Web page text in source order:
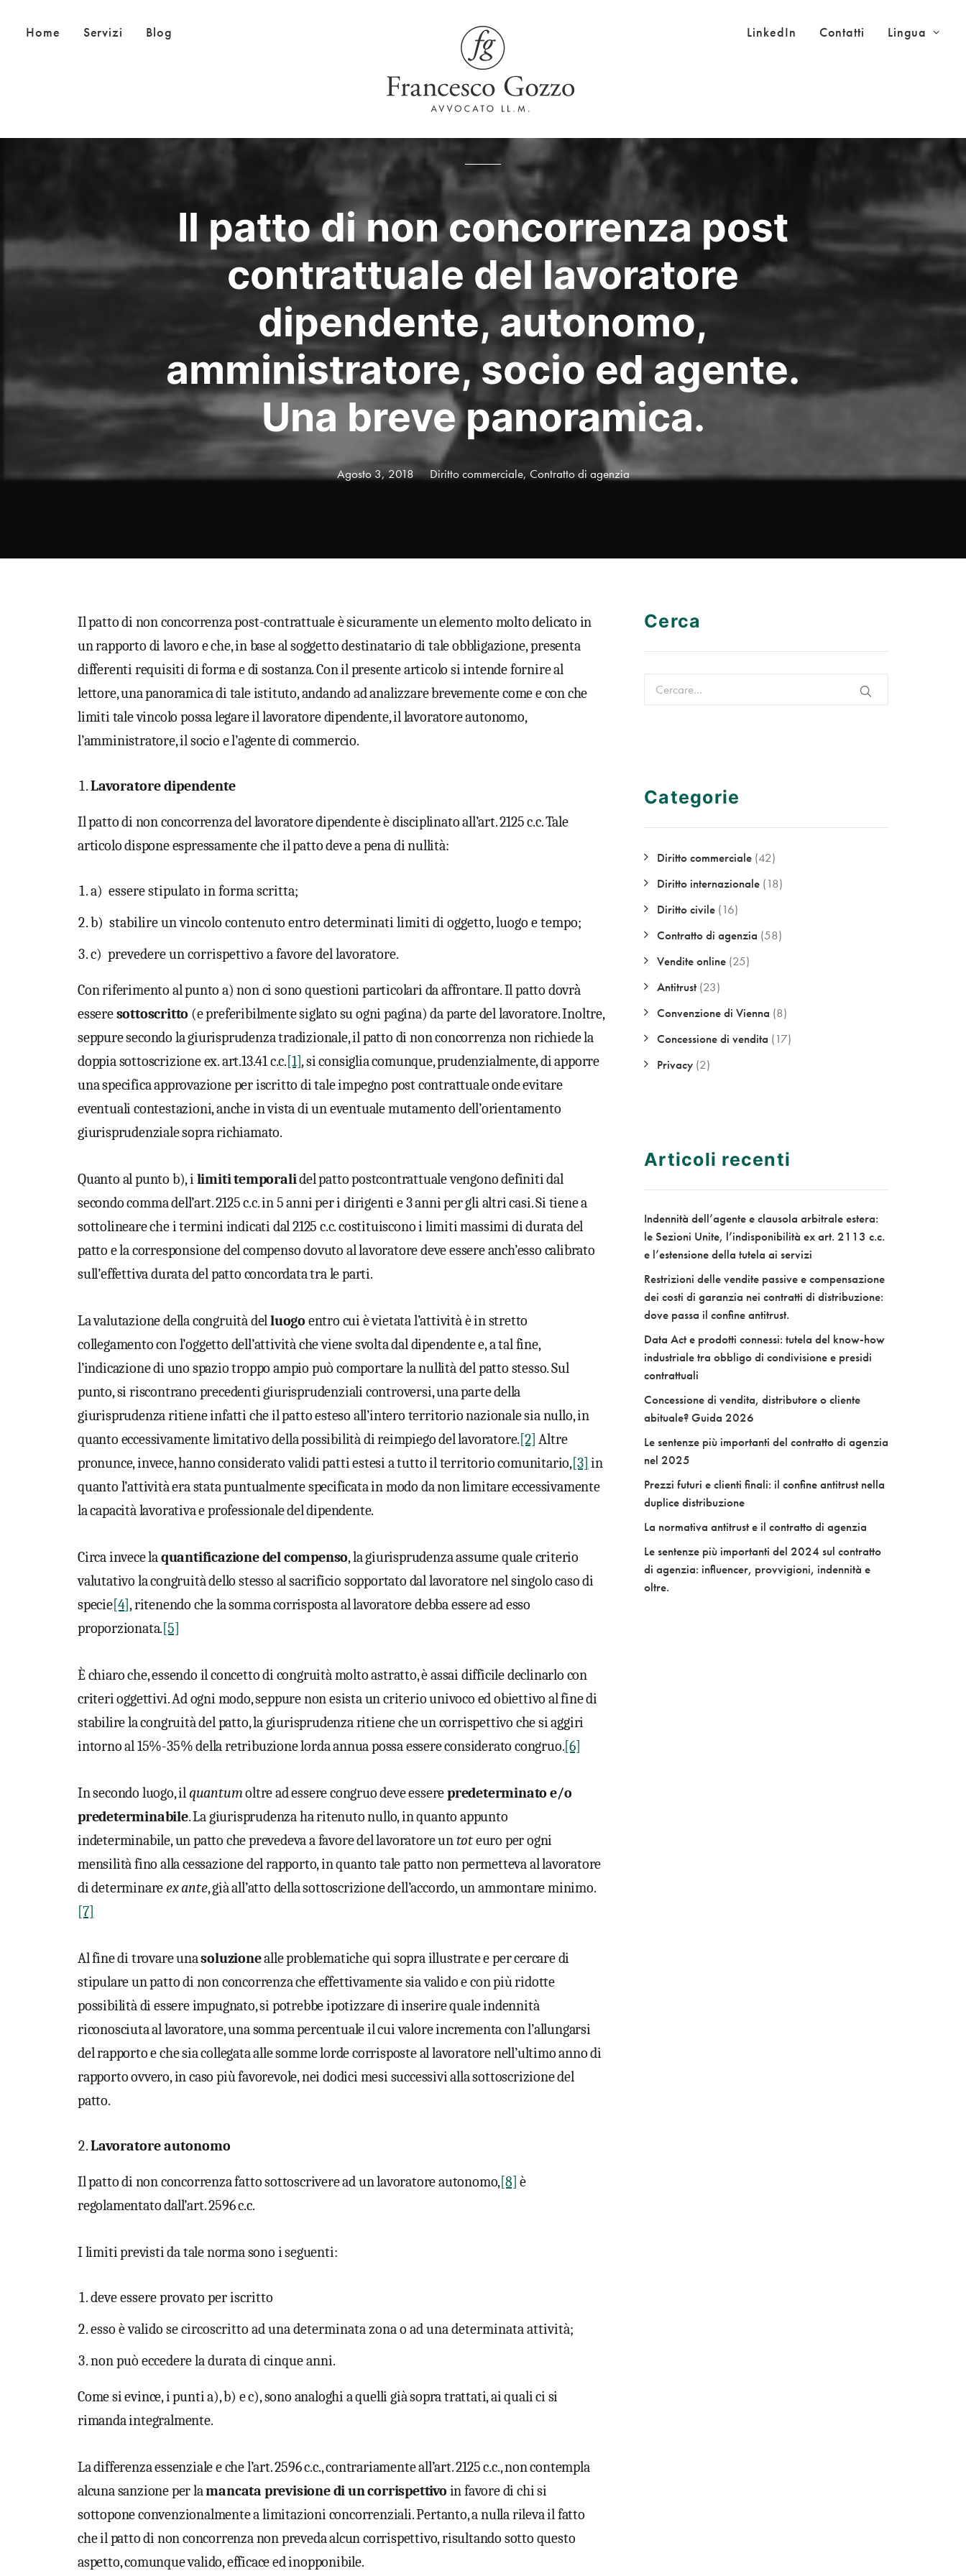
Home Servizi Blog LinkedIn Contatti Lingua
Il patto di non concorrenza post
contrattuale del lavoratore
dipendente, autonomo,
amministratore, socio ed agente.
Una breve panoramica.
Agosto 3, 2018 Diritto commerciale, Contratto di agenzia
Il patto di non concorrenza post-contrattuale è sicuramente un elemento molto delicato in
un rapporto di lavoro e che, in base al soggetto destinatario di tale obbligazione, presenta
differenti requisiti di forma e di sostanza. Con il presente articolo si intende fornire al
lettore, una panoramica di tale istituto, andando ad analizzare brevemente come e con che
limiti tale vincolo possa legare il lavoratore dipendente, il lavoratore autonomo,
l’amministratore, il socio e l’agente di commercio.
Lavoratore dipendente
Il patto di non concorrenza del lavoratore dipendente è disciplinato all’art. 2125 c.c. Tale
articolo dispone espressamente che il patto deve a pena di nullità:
a) essere stipulato in forma scritta;
b) stabilire un vincolo contenuto entro determinati limiti di oggetto, luogo e tempo;
c) prevedere un corrispettivo a favore del lavoratore.
Con riferimento al punto a) non ci sono questioni particolari da affrontare. Il patto dovrà̀
esseresottoscritto (e preferibilmente siglato su ogni pagina) da parte del lavoratore. Inoltre,
seppure secondo la giurisprudenza tradizionale, il patto di non concorrenza non richiede la
doppia sottoscrizione ex. art.13.41 c.c.[1], si consiglia comunque, prudenzialmente, di apporre
una specifica approvazione per iscritto di tale impegno post contrattuale onde evitare
eventuali contestazioni, anche in vista di un eventuale mutamento dell’orientamento
giurisprudenziale sopra richiamato.
Quanto al punto b), i limiti temporalidel patto postcontrattuale vengono definiti dal
secondo comma dell’art. 2125 c.c. in 5 anni per i dirigenti e 3 anni per gli altri casi. Si tiene a
sottolineare che i termini indicati dal 2125 c.c. costituiscono i limiti massimi di durata del
patto e la corresponsione del compenso dovuto al lavoratore deve essere anch’esso calibrato
sull’effettiva durata del patto concordata tra le parti.
La valutazione della congruità delluogo entro cui è vietata l’attività è in stretto
collegamento con l’oggetto dell’attività che viene svolta dal dipendente e, a tal fine,
l’indicazione di uno spazio troppo ampio può comportare la nullità del patto stesso. Sul
punto, si riscontrano precedenti giurisprudenziali controversi, una parte della
giurisprudenza ritiene infatti che il patto esteso all’intero territorio nazionale sia nullo, in
quanto eccessivamente limitativo della possibilità di reimpiego del lavoratore.[2] Altre
pronunce, invece, hanno considerato validi patti estesi a tutto il territorio comunitario,[3] in
quanto l’attività era stata puntualmente specificata in modo da non limitare eccessivamente
la capacità lavorativa e professionale del dipendente.
Circa invece laquantificazione del compenso, la giurisprudenza assume quale criterio
valutativo la congruità dello stesso al sacrificio sopportato dal lavoratore nel singolo caso di
specie[4], ritenendo che la somma corrisposta al lavoratore debba essere ad esso
proporzionata.[5]
È chiaro che, essendo il concetto di congruità molto astratto, è assai difficile declinarlo con
criteri oggettivi. Ad ogni modo, seppure non esista un criterio univoco ed obiettivo al fine di
stabilire la congruità del patto, la giurisprudenza ritiene che un corrispettivo che si aggiri
intorno al 15%-35% della retribuzione lorda annua possa essere considerato congruo.[6]
In secondo luogo, ilquantumoltre ad essere congruo deve esserepredeterminato e/o
predeterminabile. La giurisprudenza ha ritenuto nullo, in quanto appunto
indeterminabile, un patto che prevedeva a favore del lavoratore untoteuro per ogni
mensilità fino alla cessazione del rapporto, in quanto tale patto non permetteva al lavoratore
di determinareex ante, già all’atto della sottoscrizione dell’accordo, un ammontare minimo.
[7]
Al fine di trovare unasoluzionealle problematiche qui sopra illustrate e per cercare di
stipulare un patto di non concorrenza che effettivamente sia valido e con più ridotte
possibilità di essere impugnato, si potrebbe ipotizzare di inserire quale indennità
riconosciuta al lavoratore, una somma percentuale il cui valore incrementa con l’allungarsi
del rapporto e che sia collegata alle somme lorde corrisposte al lavoratore nell’ultimo anno di
rapporto ovvero, in caso più̀ favorevole, nei dodici mesi successivi alla sottoscrizione del
patto.
Lavoratore autonomo
Il patto di non concorrenza fatto sottoscrivere ad un lavoratore autonomo,[8] è
regolamentato dall’art. 2596 c.c.
I limiti previsti da tale norma sono i seguenti:
deve essere provato per iscritto
esso è valido se circoscritto ad una determinata zona o ad una determinata attività;
non può eccedere la durata di cinque anni.
Come si evince, i punti a), b) e c), sono analoghi a quelli già sopra trattati, ai quali ci si
rimanda integralmente.
La differenza essenziale e che l’art. 2596 c.c., contrariamente all’art. 2125 c.c., non contempla
alcuna sanzione per lamancata previsione di un corrispettivo in favore di chi si
sottopone convenzionalmente a limitazioni concorrenziali. Pertanto, a nulla rileva il fatto
che il patto di non concorrenza non preveda alcun corrispettivo, risultando sotto questo
aspetto, comunque valido, efficace ed inopponibile.
Cerca
Categorie
Diritto commerciale (42)
Diritto internazionale (18)
Diritto civile (16)
Contratto di agenzia (58)
Vendite online (25)
Antitrust (23)
Convenzione di Vienna (8)
Concessione di vendita (17)
Privacy (2)
Articoli recenti
Indennità dell’agente e clausola arbitrale estera:
le Sezioni Unite, l’indisponibilità ex art. 2113 c.c.
e l’estensione della tutela ai servizi
Restrizioni delle vendite passive e compensazione
dei costi di garanzia nei contratti di distribuzione:
dove passa il confine antitrust.
Data Act e prodotti connessi: tutela del know-how
industriale tra obbligo di condivisione e presidi
contrattuali
Concessione di vendita, distributore o cliente
abituale? Guida 2026
Le sentenze più importanti del contratto di agenzia
nel 2025
Prezzi futuri e clienti finali: il confine antitrust nella
duplice distribuzione
La normativa antitrust e il contratto di agenzia
Le sentenze più importanti del 2024 sul contratto
di agenzia: influencer, provvigioni, indennità e
oltre.